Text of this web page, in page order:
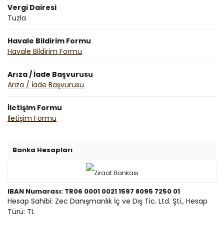
Vergi Dairesi
Tuzla
Havale Bildirim Formu
Havale Bildirim Formu
Arıza / İade Başvurusu
Arıza / İade Başvurusu
İletişim Formu
İletişim Formu
Banka Hesapları
IBAN Numarası: TR06 0001 0021 1597 8095 7250 01
Hesap Sahibi: Zec Danışmanlık İç ve Dış Tic. Ltd. Şti., Hesap
Türü: TL